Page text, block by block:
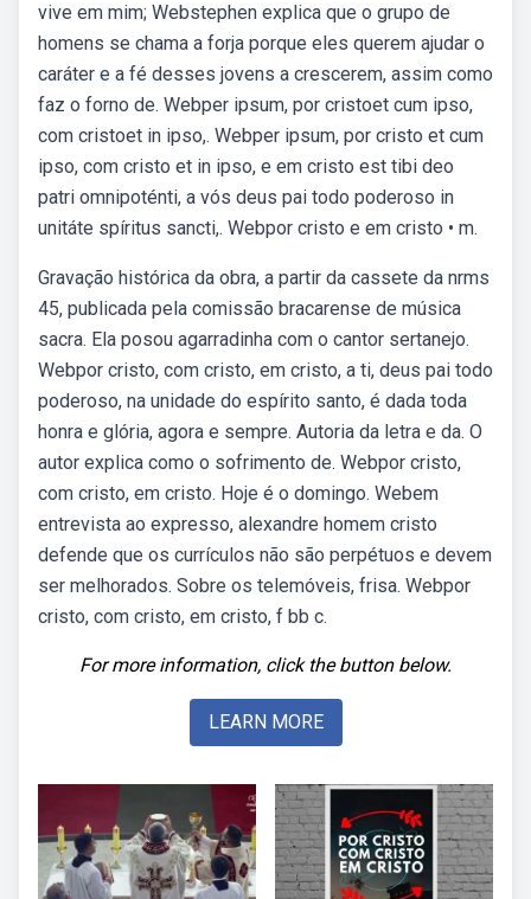
vive em mim; Webstephen explica que o grupo de
homens se chama a forja porque eles querem ajudar o
caráter e a fé desses jovens a crescerem, assim como
faz o forno de. Webper ipsum, por cristoet cum ipso,
com cristoet in ipso,. Webper ipsum, por cristo et cum
ipso, com cristo et in ipso, e em cristo est tibi deo
patri omnipoténti, a vós deus pai todo poderoso in
unitáte spíritus sancti,. Webpor cristo e em cristo • m.
Gravação histórica da obra, a partir da cassete da nrms
45, publicada pela comissão bracarense de música
sacra. Ela posou agarradinha com o cantor sertanejo.
Webpor cristo, com cristo, em cristo, a ti, deus pai todo
poderoso, na unidade do espírito santo, é dada toda
honra e glória, agora e sempre. Autoria da letra e da. O
autor explica como o sofrimento de. Webpor cristo,
com cristo, em cristo. Hoje é o domingo. Webem
entrevista ao expresso, alexandre homem cristo
defende que os currículos não são perpétuos e devem
ser melhorados. Sobre os telemóveis, frisa. Webpor
cristo, com cristo, em cristo, f bb c.
For more information, click the button below.
LEARN MORE